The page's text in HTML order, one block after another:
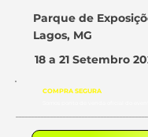
Parque de
Lagos, MG
18 a 21 Setembro
COMPRA SEGURA